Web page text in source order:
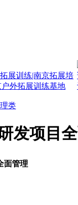
类
发项目
面管理